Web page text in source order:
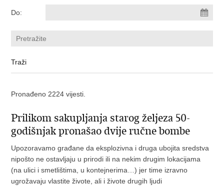
Do:
Pronađeno 2224 vijesti.
Prilikom sakupljanja starog željeza 50-
godišnjak pronašao dvije ručne bombe
Upozoravamo građane da eksplozivna i druga ubojita sredstva
nipošto ne ostavljaju u prirodi ili na nekim drugim lokacijama
(na ulici i smetlištima, u kontejnerima…) jer time izravno
ugrožavaju vlastite živote, ali i živote drugih ljudi